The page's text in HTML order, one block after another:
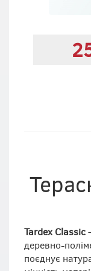
Tardex Classic
деревно-
поєднує